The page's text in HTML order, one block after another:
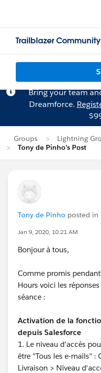
Trailblazer Community
Bring your team
Dreamforce.
Groups
Lightning
Tony de Pinho's Post
Tony de Pinho posted in
Jan 9, 2020, 10:21 AM
Bonjour à tous,
Comme promis
Hours voici les
séance :
Activation de la
depuis Salesforce
1. Le niveau d'accès
être "Tous les e-mails" :
Livraison > Niveau